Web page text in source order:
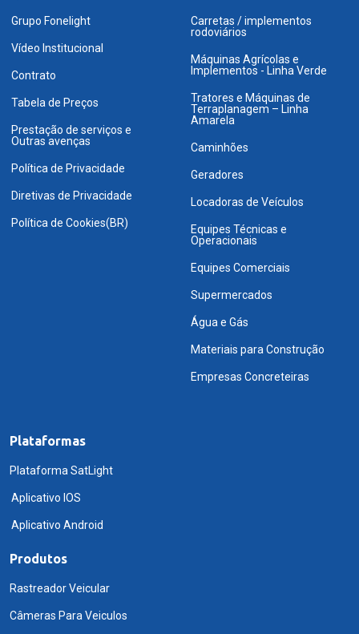
Grupo Fonelight
Vídeo Institucional
Contrato
Tabela de Preços
Prestação de serviços e
Outras avenças
Política de Privacidade
Diretivas de Privacidade
Política de Cookies(BR)
Carretas / implementos
rodoviários
Máquinas Agrícolas e
Implementos - Linha Verde
Tratores e Máquinas de
Terraplanagem – Linha
Amarela
Caminhões
Geradores
Locadoras de Veículos
Equipes Técnicas e
Operacionais
Equipes Comerciais
Supermercados
Água e Gás
Materiais para Construção
Empresas Concreteiras
Plataformas
Plataforma SatLight
Aplicativo IOS
Aplicativo Android
Produtos
Rastreador Veicular
Câmeras Para Veiculos